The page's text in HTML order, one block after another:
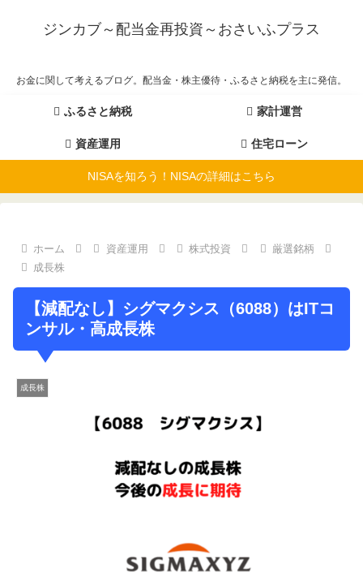
ジンカブ～配当金再投資～おさいふプラス
お金に関して考えるブログ。配当金・株主優待・ふるさと納税を主に発信。
ふるさと納税 家計運営
資産運用 住宅ローン
NISAを知ろう！NISAの詳細はこちら
ホーム 資産運用 株式投資
厳選銘柄
成長株
【減配なし】シグマクシス（6088）はITコ
ンサル・高成長株
成長株